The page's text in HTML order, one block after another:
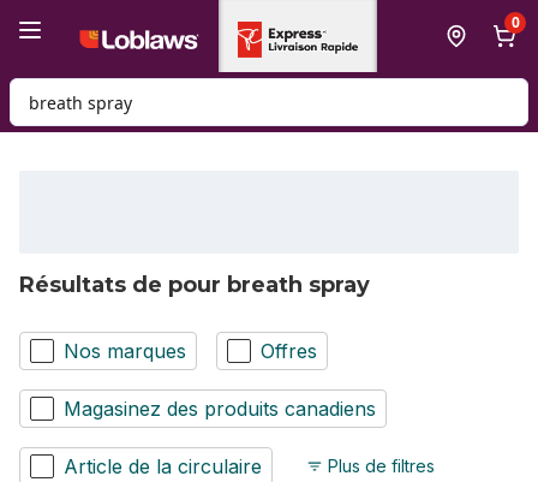
0
Rechercher des produits
Résultats de pour breath spray
Nos marques Offres
Magasinez des produits canadiens
Article de la circulaire Plus de filtres